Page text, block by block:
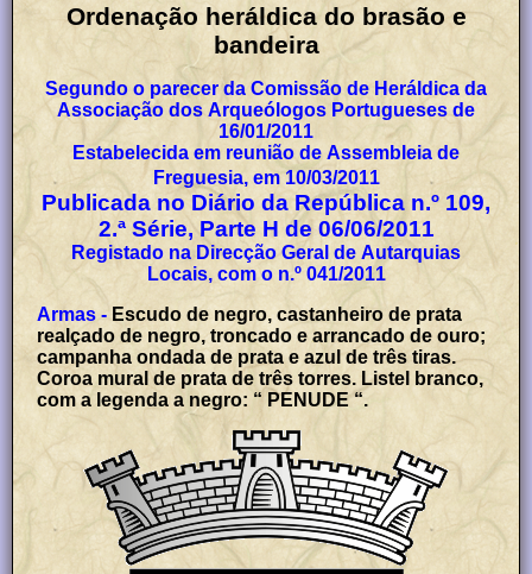
Ordenação heráldica do brasão e
bandeira
Segundo o parecer da Comissão de Heráldica da
Associação dos Arqueólogos Portugueses de
16/01/2011
Estabelecida em reunião de Assembleia de
Freguesia, em 10/03/2011
Publicada no Diário da República n.º 109,
2.ª Série, Parte H de 06/06/2011
Registado na Direcção Geral de Autarquias
Locais, com o n.º 041/2011
Armas - Escudo de negro, castanheiro de prata
realçado de negro, troncado e arrancado de ouro;
campanha ondada de prata e azul de três tiras.
Coroa mural de prata de três torres. Listel branco,
com a legenda a negro: “ PENUDE “.